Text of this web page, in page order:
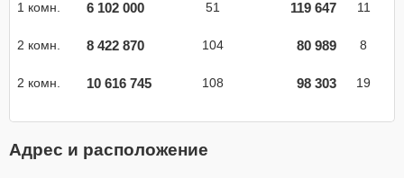
1 комн. 6 102 000 51 119 647 11
2 комн. 8 422 870 104 80 989 8
2 комн. 10 616 745 108 98 303 19
Адрес и расположение